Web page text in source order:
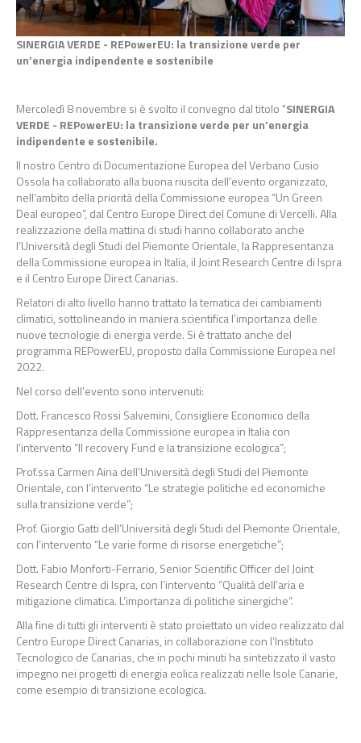
SINERGIA VERDE - REPowerEU: la transizione verde per
un’energia indipendente e sostenibile
Mercoledì 8 novembre si è svolto il convegno dal titolo "SINERGIA
VERDE - REPowerEU: la transizione verde per un’energia
indipendente e sostenibile.
Il nostro Centro di Documentazione Europea del Verbano Cusio
Ossola ha collaborato alla buona riuscita dell'evento organizzato,
nell’ambito della priorità della Commissione europea “Un Green
Deal europeo”, dal Centro Europe Direct del Comune di Vercelli. Alla
realizzazione della mattina di studi hanno collaborato anche
l’Università degli Studi del Piemonte Orientale, la Rappresentanza
della Commissione europea in Italia, il Joint Research Centre di Ispra
e il Centro Europe Direct Canarias.
Relatori di alto livello hanno trattato la tematica dei cambiamenti
climatici, sottolineando in maniera scientifica l’importanza delle
nuove tecnologie di energia verde. Si è trattato anche del
programma REPowerEU, proposto dalla Commissione Europea nel
2022.
Nel corso dell’evento sono intervenuti:
Dott. Francesco Rossi Salvemini, Consigliere Economico della
Rappresentanza della Commissione europea in Italia con
l’intervento “Il recovery Fund e la transizione ecologica”;
Prof.ssa Carmen Aina dell’Università degli Studi del Piemonte
Orientale, con l’intervento “Le strategie politiche ed economiche
sulla transizione verde”;
Prof. Giorgio Gatti dell’Università degli Studi del Piemonte Orientale,
con l’intervento “Le varie forme di risorse energetiche”;
Dott. Fabio Monforti-Ferrario, Senior Scientific Officer del Joint
Research Centre di Ispra, con l’intervento “Qualità dell’aria e
mitigazione climatica. L’importanza di politiche sinergiche”.
Alla fine di tutti gli interventi è stato proiettato un video realizzato dal
Centro Europe Direct Canarias, in collaborazione con l’Instituto
Tecnologico de Canarias, che in pochi minuti ha sintetizzato il vasto
impegno nei progetti di energia eolica realizzati nelle Isole Canarie,
come esempio di transizione ecologica.